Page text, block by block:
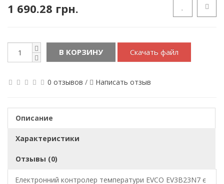
1 690.28 грн.
В КОРЗИНУ Скачать файл
0 отзывов / Написать отзыв
Описание
Характеристики
Отзывы (0)
Електронний контролер температури EVCO EV3B23N7 є